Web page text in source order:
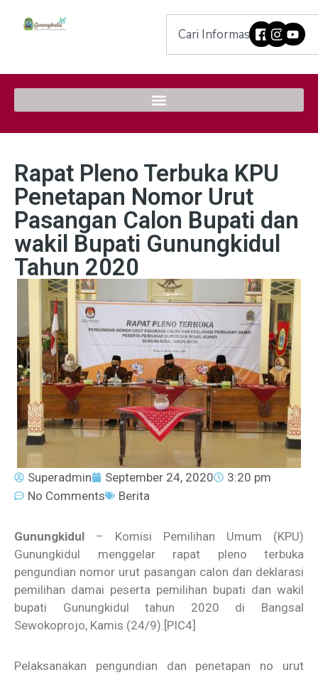
Rapat Pleno Terbuka KPU
Penetapan Nomor Urut
Pasangan Calon Bupati dan
wakil Bupati Gunungkidul
Tahun 2020
Superadmin September 24, 2020
3:20 pm
No Comments
Berita
Gunungkidul – Komisi Pemilihan Umum (KPU)
Gunungkidul menggelar rapat pleno terbuka
pengundian nomor urut pasangan calon dan deklarasi
pemilihan damai peserta pemilihan bupati dan wakil
bupati Gunungkidul tahun 2020 di Bangsal
Sewokoprojo, Kamis (24/9). [PIC4]
Pelaksanakan pengundian dan penetapan no urut